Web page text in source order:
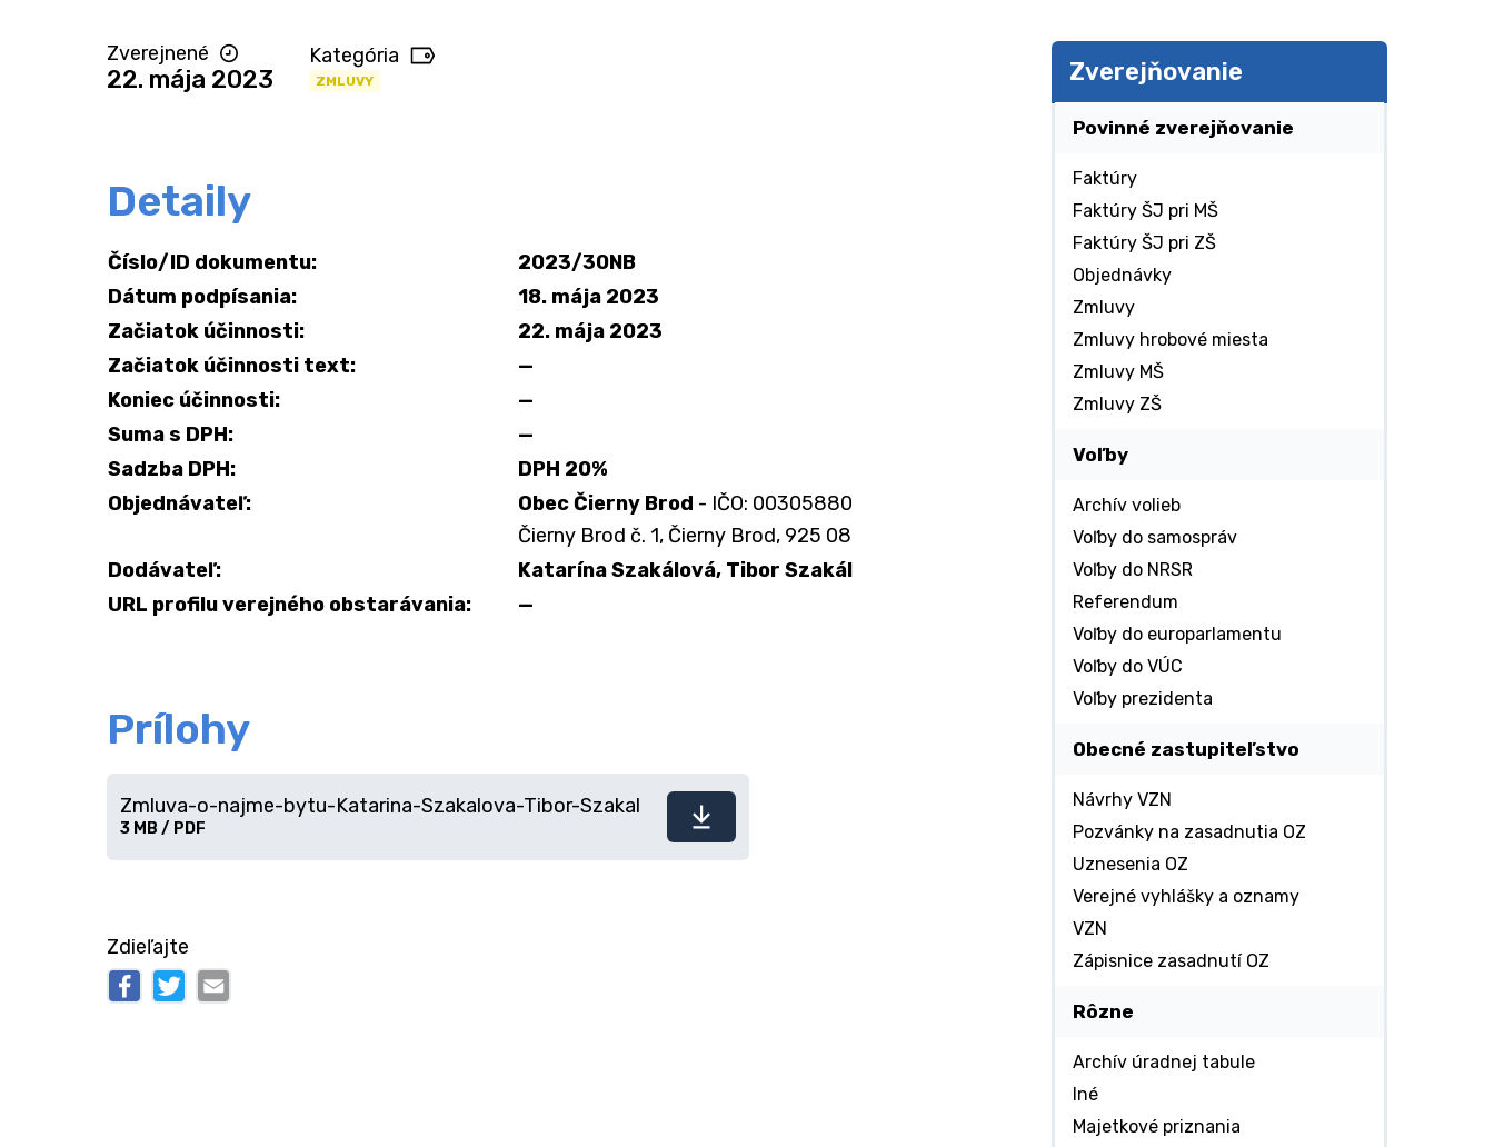
Zverejnené
22. mája 2023
Kategória
ZMLUVY
Detaily
Číslo/ID dokumentu:
2023/30NB
Dátum podpísania:
18. mája 2023
Začiatok účinnosti:
22. mája 2023
Začiatok účinnosti text:
—
Koniec účinnosti:
—
Suma s DPH:
—
Sadzba DPH:
DPH 20%
Objednávateľ:
Obec Čierny Brod - IČO: 00305880
Čierny Brod č. 1, Čierny Brod, 925 08
Dodávateľ:
Katarína Szakálová, Tibor Szakál
URL profilu verejného obstarávania:
—
Prílohy
Stiahnuť
Zmluva-o-najme-bytu-Katarina-Szakalova-Tibor-Szakal
3 MB / PDF
Zdieľajte
Zverejňovanie
Povinné zverejňovanie
Faktúry
Faktúry ŠJ pri MŠ
Faktúry ŠJ pri ZŠ
Objednávky
Zmluvy
Zmluvy hrobové miesta
Zmluvy MŠ
Zmluvy ZŠ
Voľby
Archív volieb
Voľby do samospráv
Voľby do NRSR
Referendum
Voľby do europarlamentu
Voľby do VÚC
Voľby prezidenta
Obecné zastupiteľstvo
Návrhy VZN
Pozvánky na zasadnutia OZ
Uznesenia OZ
Verejné vyhlášky a oznamy
VZN
Zápisnice zasadnutí OZ
Rôzne
Archív úradnej tabule
Iné
Majetkové priznania